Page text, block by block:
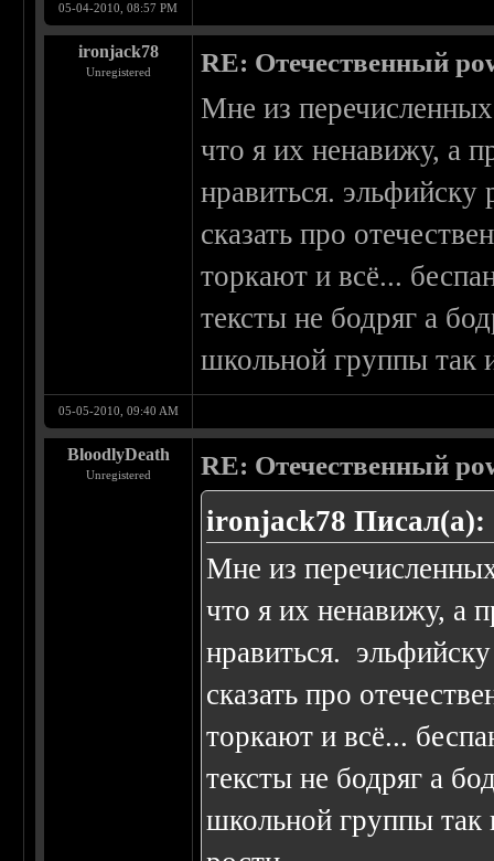
05-04-2010, 08:57 PM
ironjack78
Unregistered RE: Отечественный
Мне из
что я их ненавижу, а
нравиться.
сказать про
торкают и всё...
тексты не бодряг а
школьной группы так
05-05-2010, 09:40 AM
BloodlyDeath
Unregistered RE: Отечественный
ironjack78 Писал(а):
Мне из
что я их ненавижу, а
нравиться.
сказать про
торкают и всё...
тексты не бодряг а
школьной группы так